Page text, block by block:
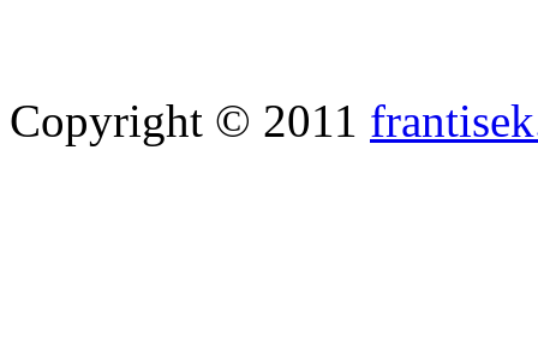
Copyright © 2011